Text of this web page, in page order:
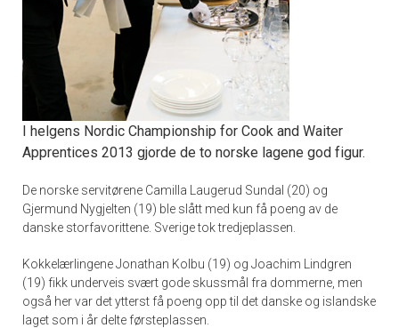
I helgens Nordic Championship for Cook and Waiter
Apprentices 2013 gjorde de to norske lagene god figur.
De norske servitørene Camilla Laugerud Sundal (20) og
Gjermund Nygjelten (19) ble slått med kun få poeng av de
danske storfavorittene. Sverige tok tredjeplassen.
Kokkelærlingene Jonathan Kolbu (19) og Joachim Lindgren
(19) fikk underveis svært gode skussmål fra dommerne, men
også her var det ytterst få poeng opp til det danske og islandske
laget som i år delte førsteplassen.